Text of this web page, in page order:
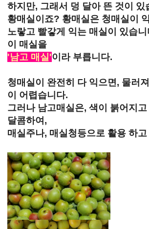
하지만, 그래서 덩 달아 뜬 것이 있
황매실이죠? 황매실은 청매실이
노랗고 빨갛게 익는 매실이 있습
이 매실을
'남고 매실'이라 부릅니다.
청매실이 완전히 다 익으면, 물러
이 어렵습니다.
그러나 남고매실은, 색이 붉어지고
달콤하여,
매실주나, 매실청등으로 활용 하